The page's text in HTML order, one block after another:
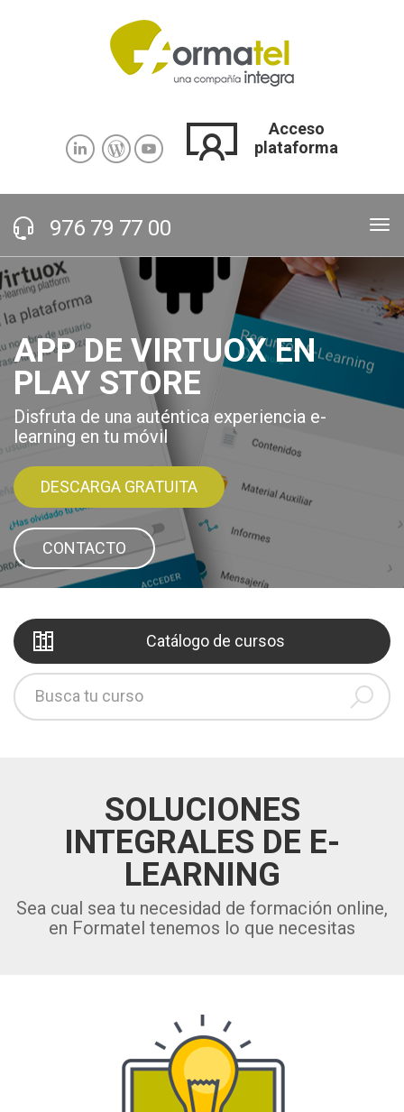
Acceso
plataforma
976 79 77 00
APP DE VIRTUOX EN
PLAY STORE
Disfruta de una auténtica experiencia e-
learning en tu móvil
DESCARGA GRATUITA
CONTACTO
ESPECIALISTAS EN E-
LEARNING
Transformando información en aprendizaje
VER VÍDEO CONTACTO
Catálogo de cursos
SOLUCIONES
INTEGRALES DE E-
LEARNING
Sea cual sea tu necesidad de formación online,
en Formatel tenemos lo que necesitas